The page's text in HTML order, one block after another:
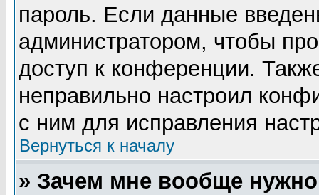
пароль. Если данные
администратором, чтобы
доступ к конференции.
неправильно настроил
с ним для исправления
Вернуться к началу
» Зачем мне вообще нужно